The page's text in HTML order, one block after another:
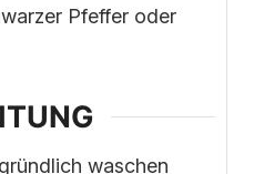
Pfeffer oder
waschen